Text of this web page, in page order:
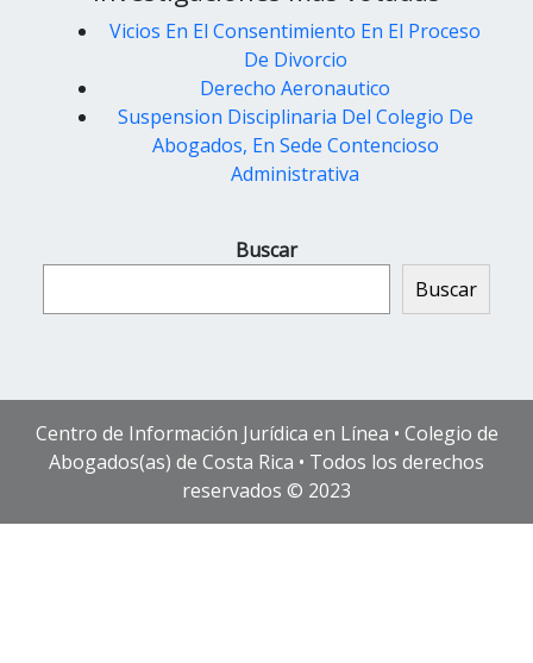
Vicios En El Consentimiento En El Proceso
De Divorcio
Derecho Aeronautico
Suspension Disciplinaria Del Colegio De
Abogados, En Sede Contencioso
Administrativa
Buscar
Buscar
Centro de Información Jurídica en Línea • Colegio de
Abogados(as) de Costa Rica • Todos los derechos
reservados © 2023